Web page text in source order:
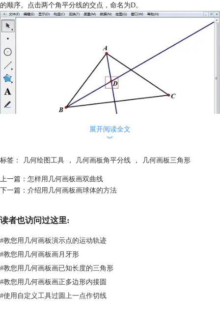
的顺序。点击两个角平分线的交点，命名为D。
构造角ABC和角BAC的角平分线
线段AB相交于点E。
展开阅读全文
︾
标签： 几何绘图工具 ， 几何画板角平分线 ， 几何画板三角形
上一篇： 怎样用几何画板画双曲线
下一篇： 介绍用几何画板画球体的方法
读者也访问过这里:
#教您用几何画板演示点的运动轨迹
#教您用几何画板画月牙形
#教您用几何画板画已知长度的三角形
#教您用几何画板画正多边形内接圆
#使用自定义工具过圆上一点作切线